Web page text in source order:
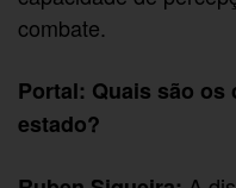
combate.
Portal: Quais são os
estado?